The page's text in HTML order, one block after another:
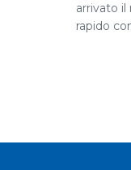
arrivato
rapido